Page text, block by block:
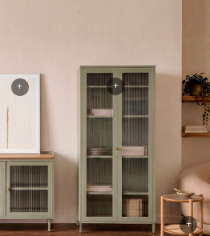
+
+
+